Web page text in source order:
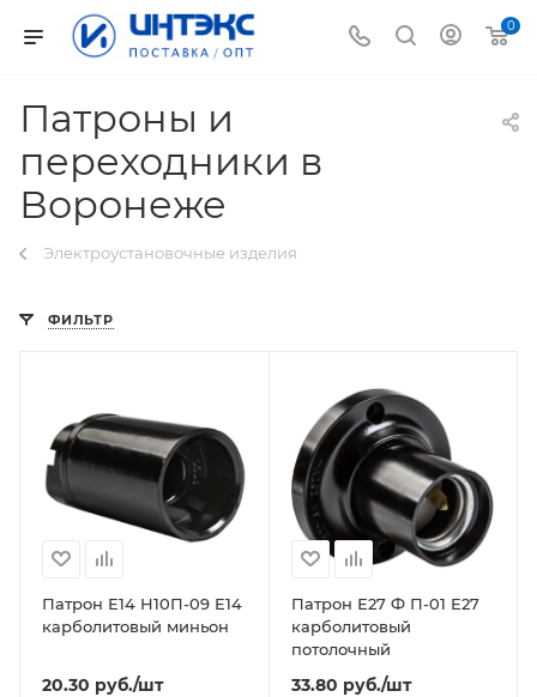
0
Патроны и
переходники в
Воронеже
Электроустановочные изделия
ФИЛЬТР
Патрон Е14 Н10П-09 Е14
карболитовый миньон
20.30 руб./шт
Патрон Е27 Ф П-01 Е27
карболитовый
потолочный
33.80 руб./шт